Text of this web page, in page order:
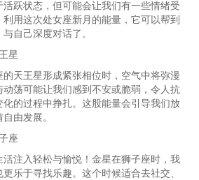
跃状态，但可能会让我们有一些情绪受
用这次处女座新月的能量，它可以帮到
自己深度对话了。
星
天王星形成紧张相位时，空气中将弥漫
荡可能让我们感到不安或脆弱，令人抗
的过程中挣扎。这股能量会引导我们放
由发展。
座
注入轻松与愉悦！金星在狮子座时，我
乐于寻找乐趣。这个时候适合去社交、